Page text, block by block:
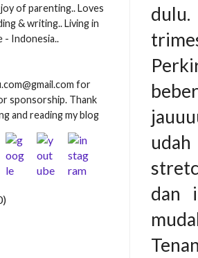
dan
of parenting.. Loves
& writing.. Living in
- Indonesia..
for
sponsorship. Thank
and reading my blog